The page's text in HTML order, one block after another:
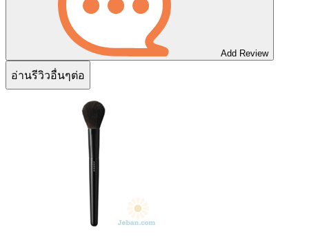
Add Review
อ่านรีวิวอื่นๆต่อ